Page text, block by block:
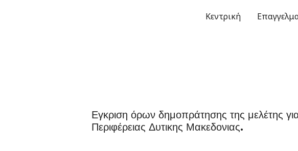
Κεντρική
Εγκριση όρων δημοπράτησης της μελέτης
Περιφέρειας Δυτικης Μακεδονιας.